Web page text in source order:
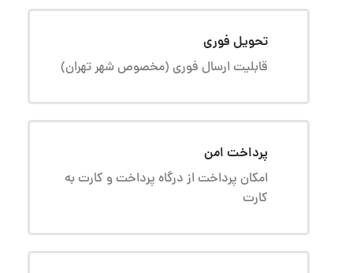
تحویل فوری
قابلیت ارسال فوری (مخصوص شهر تهران)
پرداخت امن
امکان پرداخت از درگاه پرداخت و کارت به
کارت